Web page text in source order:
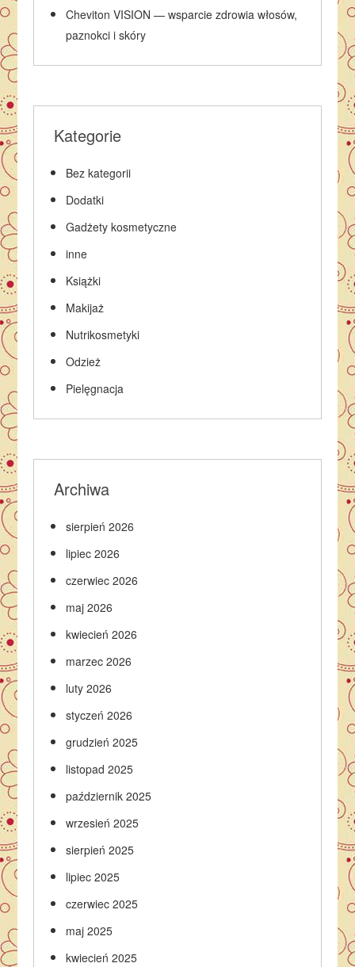
Cheviton VISION — wsparcie zdrowia włosów,
paznokci i skóry
Kategorie
Bez kategorii
Dodatki
Gadżety kosmetyczne
inne
Książki
Makijaż
Nutrikosmetyki
Odzież
Pielęgnacja
Archiwa
sierpień 2026
lipiec 2026
czerwiec 2026
maj 2026
kwiecień 2026
marzec 2026
luty 2026
styczeń 2026
grudzień 2025
listopad 2025
październik 2025
wrzesień 2025
sierpień 2025
lipiec 2025
czerwiec 2025
maj 2025
kwiecień 2025